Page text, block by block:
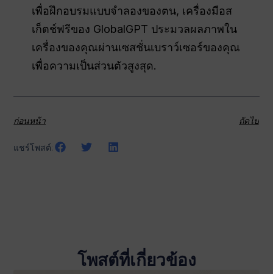
เพื่อฝึกอบรมแบบจำลองของตน, เครื่องมือส
เก็ตช์ฟรีของ GlobalGPT ประมวลผลภาพใน
เครื่องของคุณผ่านเซสชั่นเบราว์เซอร์ของคุณ
เพื่อความเป็นส่วนตัวสูงสุด.
ก่อนหน้า ถัดไป
แชร์โพสต์:
โพสต์ที่เกี่ยวข้อง